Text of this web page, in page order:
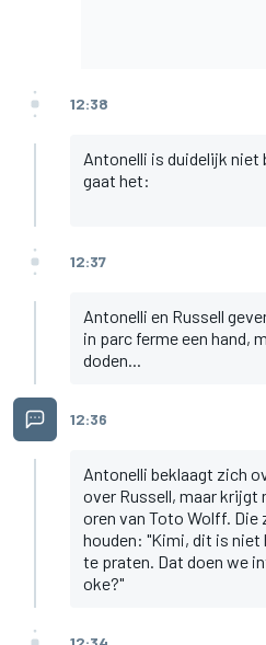
12:38
Antonelli is duidelijk niet
gaat het:
12:37
Antonelli en Russell
in parc ferme een hand,
doden...
12:36
Antonelli beklaagt zich
over Russell, maar krijgt
oren van Toto Wolff.
houden: "Kimi, dit is
te praten. Dat doen we
oke?"